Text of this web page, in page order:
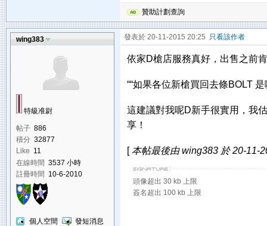
贊助計劃查詢
wing383
特級准尉
帖子 886
積分 32877
Like 11
在線時間 3537 小時
註冊時間 10-6-2010
個人空間
發短消息
發表於 20-11-2015 20:25 只看該作者
依家D槍店服務真好，出售之前
““如果各位新槍買回去條BOLT
這建議對我呢D新手很實用，我
享！
[本帖最後由 wing383 於 20-11-
頭像超出 30 kb 上限
簽名超出 100 kb 上限